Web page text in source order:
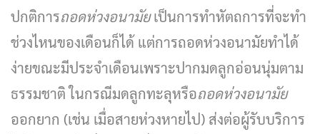
ปกติการถอดห่วงอนามัยเป็นการทำหัตถการที่จะทำ
ช่วงไหนของเดือนก็ได้ แต่การถอดห่วงอนามัยทำได้
ง่ายขณะมีประจำเดือนเพราะปากมดลูกอ่อนนุ่มตาม
ธรรมชาติ ในกรณีมดลูกทะลุหรือถอดห่วงอนามัย
ออกยาก (เช่น เมื่อสายห่วงหายไป) ส่งต่อผู้รับบริการ